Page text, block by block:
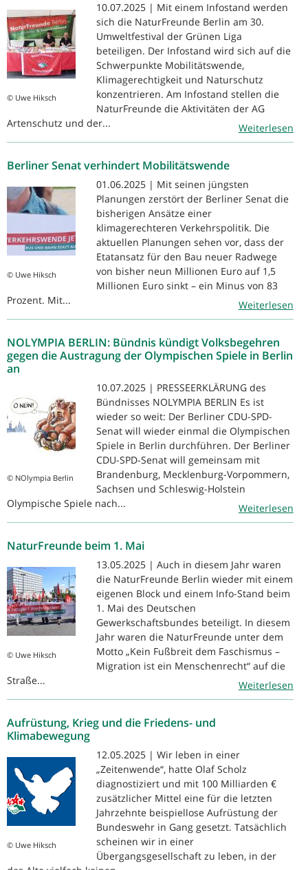
© Uwe Hiksch
10.07.2025 | Mit einem Infostand werden
sich die NaturFreunde Berlin am 30.
Umweltfestival der Grünen Liga
beteiligen. Der Infostand wird sich auf die
Schwerpunkte Mobilitätswende,
Klimagerechtigkeit und Naturschutz
konzentrieren. Am Infostand stellen die
NaturFreunde die Aktivitäten der AG
Artenschutz und der...
Weiterlesen
Berliner Senat verhindert Mobilitätswende
© Uwe Hiksch
01.06.2025 | Mit seinen jüngsten
Planungen zerstört der Berliner Senat die
bisherigen Ansätze einer
klimagerechteren Verkehrspolitik. Die
aktuellen Planungen sehen vor, dass der
Etatansatz für den Bau neuer Radwege
von bisher neun Millionen Euro auf 1,5
Millionen Euro sinkt – ein Minus von 83
Prozent. Mit...
Weiterlesen
NOLYMPIA BERLIN: Bündnis kündigt Volksbegehren
gegen die Austragung der Olympischen Spiele in Berlin
an
© NOlympia Berlin
10.07.2025 | PRESSEERKLÄRUNG des
Bündnisses NOLYMPIA BERLIN Es ist
wieder so weit: Der Berliner CDU-SPD-
Senat will wieder einmal die Olympischen
Spiele in Berlin durchführen. Der Berliner
CDU-SPD-Senat will gemeinsam mit
Brandenburg, Mecklenburg-Vorpommern,
Sachsen und Schleswig-Holstein
Olympische Spiele nach...
Weiterlesen
NaturFreunde beim 1. Mai
© Uwe Hiksch
13.05.2025 | Auch in diesem Jahr waren
die NaturFreunde Berlin wieder mit einem
eigenen Block und einem Info-Stand beim
1. Mai des Deutschen
Gewerkschaftsbundes beteiligt. In diesem
Jahr waren die NaturFreunde unter dem
Motto „Kein Fußbreit dem Faschismus –
Migration ist ein Menschenrecht“ auf die
Straße...
Weiterlesen
Aufrüstung, Krieg und die Friedens- und
Klimabewegung
© Uwe Hiksch
12.05.2025 | Wir leben in einer
„Zeitenwende“, hatte Olaf Scholz
diagnostiziert und mit 100 Milliarden €
zusätzlicher Mittel eine für die letzten
Jahrzehnte beispiellose Aufrüstung der
Bundeswehr in Gang gesetzt. Tatsächlich
scheinen wir in einer
Übergangsgesellschaft zu leben, in der